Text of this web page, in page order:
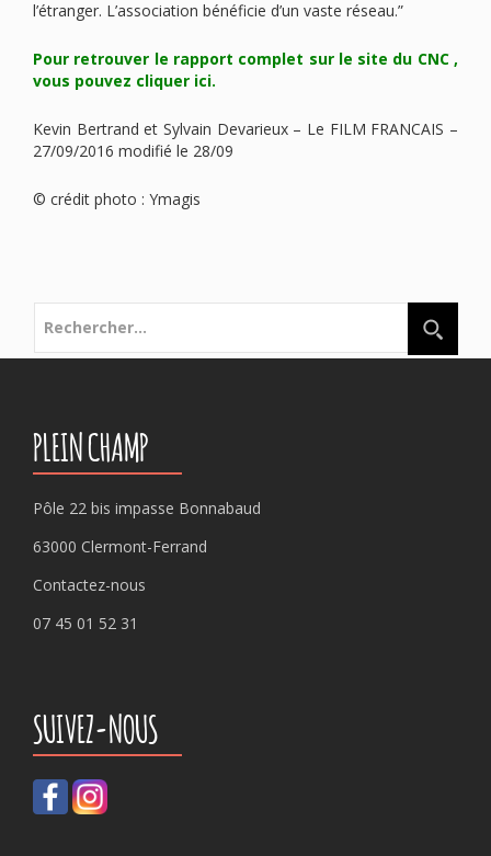
l’étranger. L’association bénéficie d’un vaste réseau.”
Pour retrouver le rapport complet sur le site du CNC ,
vous pouvez cliquer ici.
Kevin Bertrand et Sylvain Devarieux – Le FILM FRANCAIS –
27/09/2016 modifié le 28/09
© crédit photo : Ymagis
PLEIN CHAMP
Pôle 22 bis impasse Bonnabaud
63000 Clermont-Ferrand
Contactez-nous
07 45 01 52 31
SUIVEZ-NOUS